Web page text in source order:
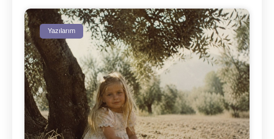
Yazılarım